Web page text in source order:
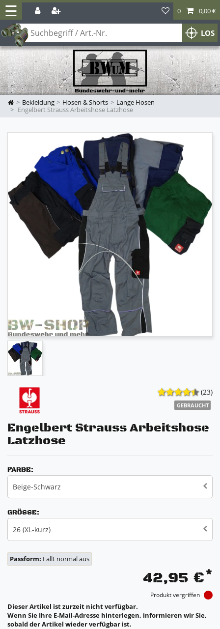
☰
LOS
0 0,00 €
Bekleidung Hosen & Shorts
Lange Hosen
Engelbert Strauss Arbeitshose Latzhose
(23)
GEBRAUCHT
Engelbert Strauss Arbeitshose
Latzhose
FARBE:
Beige-Schwarz
GRÖSSE:
26 (XL-kurz)
Passform: Fällt normal aus
42,95 €*
Produkt vergriffen
Dieser Artikel ist zurzeit nicht verfügbar.
Wenn Sie Ihre E-Mail-Adresse hinterlegen, informieren wir Sie,
sobald der Artikel wieder verfügbar ist.